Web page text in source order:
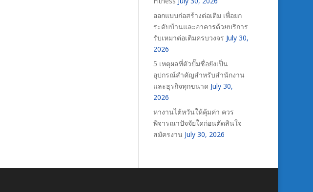
ออกแบบก่อสร้างต่อเติม เพื่อยก
ระดับบ้านและอาคารด้วยบริการ
รับเหมาต่อเติมครบวงจร July 30,
2026
5 เหตุผลที่ตัวปั๊มชื่อยังเป็น
อุปกรณ์สำคัญสำหรับสำนักงาน
และธุรกิจทุกขนาด July 30,
2026
หางานไต้หวันให้คุ้มค่า ควร
พิจารณาปัจจัยใดก่อนตัดสินใจ
สมัครงาน July 30, 2026